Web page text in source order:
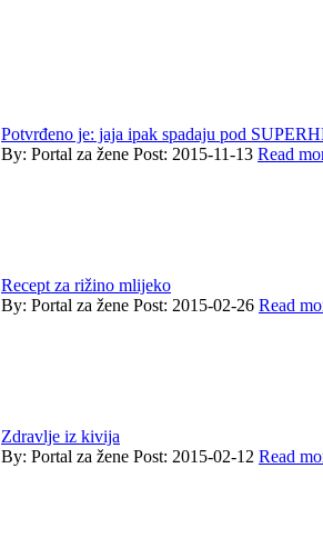
Potvrđeno je: jaja ipak spadaju pod
By: Portal za žene Post: 2015-11-13 Read
Recept za rižino mlijeko
By: Portal za žene Post: 2015-02-26 Read
Zdravlje iz kivija
By: Portal za žene Post: 2015-02-12 Read